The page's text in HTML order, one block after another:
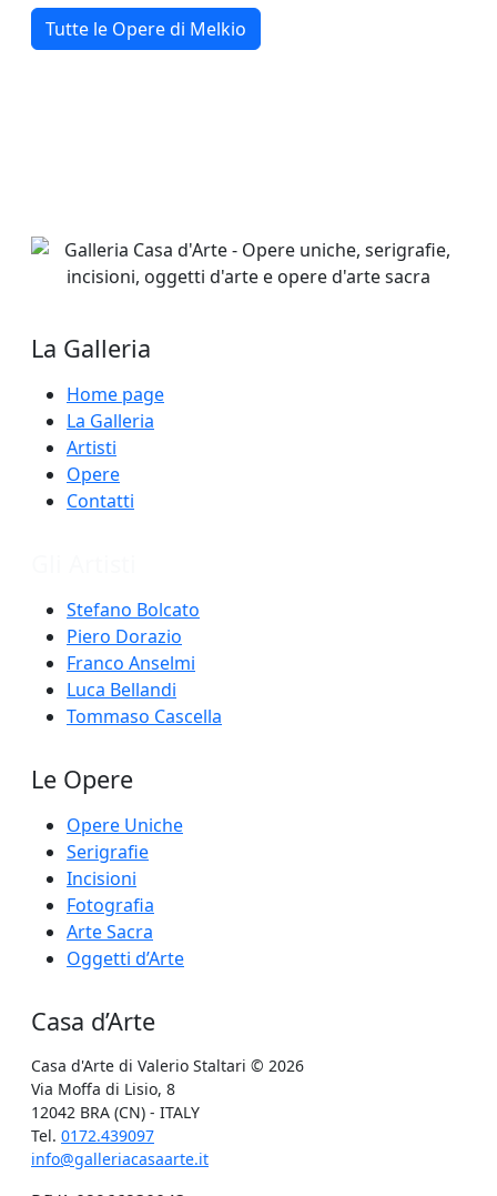
Tutte le Opere di Melkio
La Galleria
Home page
La Galleria
Artisti
Opere
Contatti
Stefano Bolcato
Piero Dorazio
Franco Anselmi
Luca Bellandi
Tommaso Cascella
Le Opere
Opere Uniche
Serigrafie
Incisioni
Fotografia
Arte Sacra
Oggetti d’Arte
Casa d’Arte
Casa d'Arte di Valerio Staltari © 2026
Via Moffa di Lisio, 8
12042 BRA (CN) - ITALY
Tel. 0172.439097
info@galleriacasaarte.it